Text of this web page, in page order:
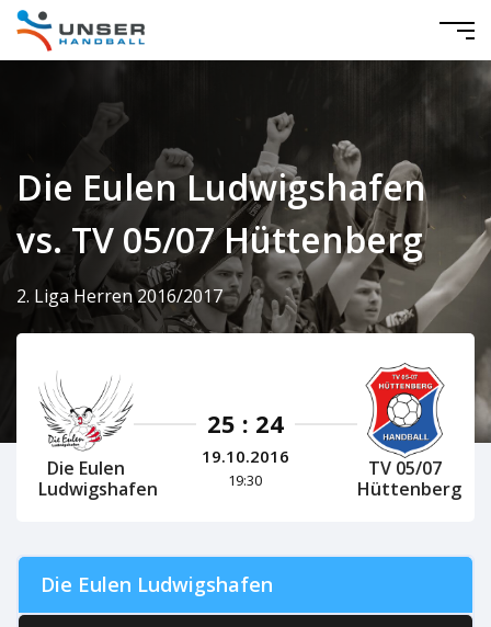
Die Eulen Ludwigshafen
vs. TV 05/07 Hüttenberg
2. Liga Herren 2016/2017
Die Eulen
Ludwigshafen
25 : 24
19.10.2016
19:30
TV 05/07
Hüttenberg
Die Eulen Ludwigshafen